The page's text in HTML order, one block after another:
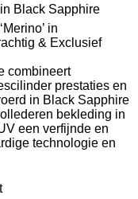
Black Sapphire
in
& Exclusief
combineert
prestaties en
in Black Sapphire
bekleding in
een verfijnde en
technologie en